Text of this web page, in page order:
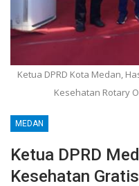
Ketua DPRD Kota Medan,
Kesehatan Rotary
MEDAN
Ketua DPRD
Kesehatan